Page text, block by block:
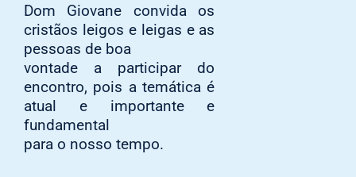
Dom Giovane convida os
cristãos leigos e leigas e as
pessoas de boa
vontade a participar do
encontro, pois a temática é
atual e importante e
fundamental
para o nosso tempo.